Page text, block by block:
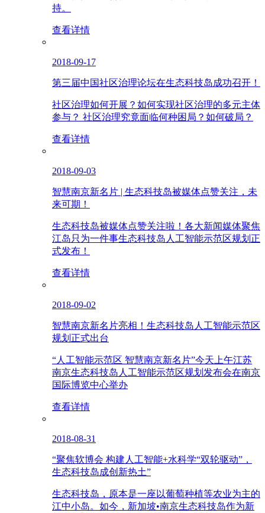
持。
查看详情
2018-09-17
第三届中国社区治理论坛在生态科技岛成功召开！
社区治理如何开展？如何实现社区治理的多元主体
参与？ 社区治理究竟面临何种困局？如何破局？
查看详情
2018-09-03
智慧南京新名片 | 生态科技岛被媒体点赞关注，未
来可期！
生态科技岛被媒体点赞关注啦！各大新闻媒体聚焦
江岛只为一件事生态科技岛人工智能示范区规划正
式发布！
查看详情
2018-09-02
智慧南京新名片亮相！生态科技岛人工智能示范区
规划正式出台
“人工智能示范区 智慧南京新名片”今天上午江苏
南京生态科技岛人工智能示范区规划发布会在南京
国际博览中心举办
查看详情
2018-08-31
“聚焦软博会 构建人工智能+水科学“双轮驱动”，
生态科技岛成创新热土”
生态科技岛，原本是一座以葡萄种植等农业为主的
江中小岛。如今，新加坡•南京生态科技岛作为新